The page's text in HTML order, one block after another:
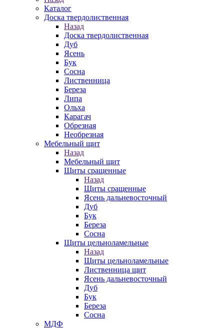
Каталог
Доска твердолиственная
Назад
Доска твердолиственная
Дуб
Ясень
Бук
Сосна
Лиственница
Береза
Липа
Ольха
Карагач
Обрезная
Необрезная
Мебельный щит
Назад
Мебельный щит
Щиты сращенные
Назад
Щиты сращенные
Ясень дальневосточный
Дуб
Бук
Береза
Сосна
Щиты цельноламельные
Назад
Щиты цельноламельные
Лиственница щит
Ясень дальневосточный
Дуб
Бук
Береза
Сосна
МДФ